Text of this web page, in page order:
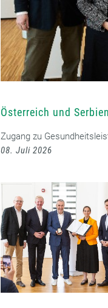
Österreich und
Zugang zu
08. Juli 2026